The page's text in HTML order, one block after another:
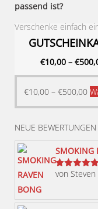
passend ist?
Verschenke einfach
€10,00 – €
€10,00 – €500,00
NEUE BEWERTUNGEN
SMOKING
Bewertet
von Steven